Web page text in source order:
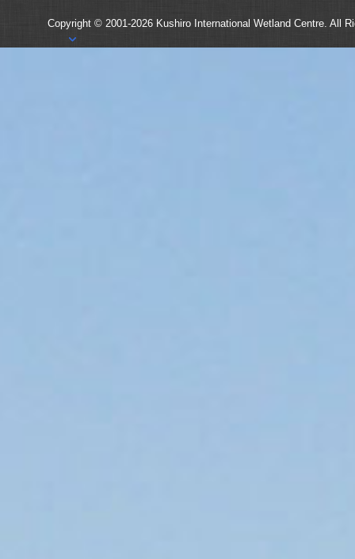
Copyright © 2001-2026 Kushiro International Wetland Centre. All